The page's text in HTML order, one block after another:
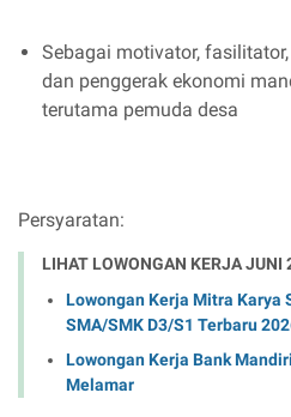
Sebagai motivator,
dan penggerak ekonomi
terutama pemuda desa
Persyaratan:
LIHAT LOWONGAN KERJA JUNI
Lowongan Kerja Mitra Karya
SMA/SMK D3/S1 Terbaru
Lowongan Kerja Bank
Melamar